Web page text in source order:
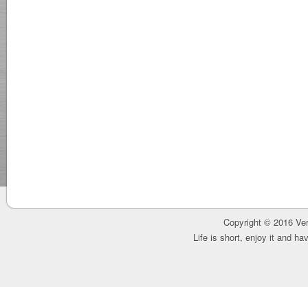
Copyright © 2016
Life is short, enjoy it and